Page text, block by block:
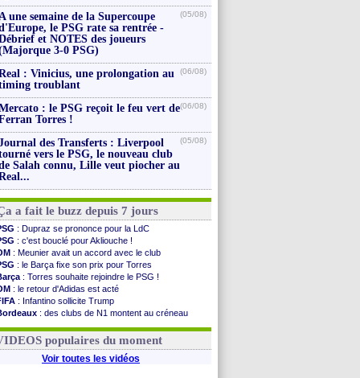
une semaine de la Supercoupe
le PSG rate sa rentrée -
et NOTES des joueurs
3-0 PSG)
(05/08)
: Vinicius, une prolongation au
troublant
(06/08)
: le PSG reçoit le feu vert de
Torres !
(06/08)
des Transferts : Liverpool
vers le PSG, le nouveau club
Salah connu, Lille veut piocher au
(05/08)
a fait le buzz depuis 7 jours
: Dupraz se prononce pour la LdC
: c'est bouclé pour Akliouche !
: Meunier avait un accord avec le club
: le Barça fixe son prix pour Torres
: Torres souhaite rejoindre le PSG !
: le retour d'Adidas est acté
: Infantino sollicite Trump
: des clubs de N1 montent au créneau
: le démenti de Leipzig pour Diomandé
populaires du moment
Voir toutes les vidéos